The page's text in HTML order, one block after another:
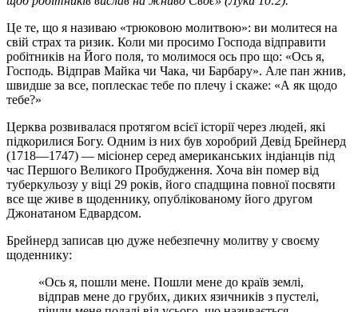
Це те, що я називаю «трюковою молитвою»: ви молитеся на
свій страх та ризик. Коли ми просимо Господа відправити
робітників на Його поля, то молимося ось про що: «Ось я,
Господь. Відправ Майка чи Чака, чи Барбару». Але пан жнив,
швидше за все, поплескає тебе по плечу і скаже: «А як щодо
тебе?»
Церква розвивалася протягом всієї історії через людей, які
підкорилися Богу. Одним із них був хоробрий Девід Брейнерд
(1718—1747) — місіонер серед американських індіанців під
час Першого Великого Пробудження. Хоча він помер від
туберкульозу у віці 29 років, його спадщина повної посвяти
все ще живе в щоденнику, опублікованому його другом
Джонатаном Едвардсом.
Брейнерд записав цю дуже небезпечну молитву у своєму
щоденнику:
«Ось я, пошли мене. Пошли мене до країв землі,
відправ мене до грубих, диких язичників з пустелі,